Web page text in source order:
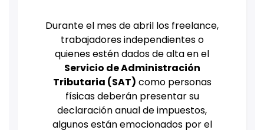
Durante el mes de abril los freelance,
trabajadores independientes o
quienes estén dados de alta en el
Servicio de Administración
Tributaria (SAT) como personas
físicas deberán presentar su
declaración anual de impuestos,
algunos están emocionados por el